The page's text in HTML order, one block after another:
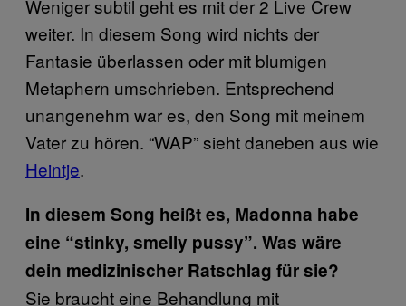
Weniger subtil geht es mit der 2 Live Crew
weiter. In diesem Song wird nichts der
Fantasie überlassen oder mit blumigen
Metaphern umschrieben. Entsprechend
unangenehm war es, den Song mit meinem
Vater zu hören. “WAP” sieht daneben aus wie
Heintje.
In diesem Song heißt es, Madonna habe
eine “stinky, smelly pussy”. Was wäre
dein medizinischer Ratschlag für sie?
Sie braucht eine Behandlung mit